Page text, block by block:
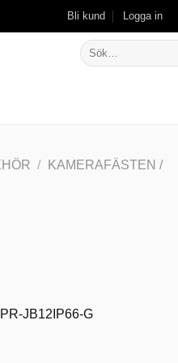
Bli kund Logga in
Sök
efter:
/
KAMERAFÄSTEN /
JB12IP66-G